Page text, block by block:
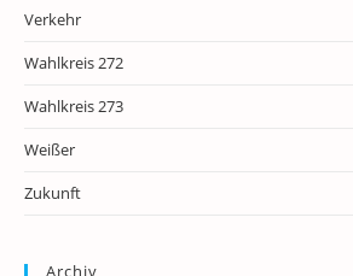
Verkehr
Wahlkreis 272
Wahlkreis 273
Weißer
Zukunft
Archiv